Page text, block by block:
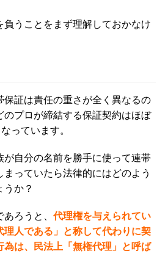
負うことをまず理解しておかなけ
保証は責任の重さが全く異なるの
のプロが締結する保証契約はほぼ
っています。
が自分の名前を勝手に使って連帯
っていたら法律的にはどのよう
うか？
あろうと、代理権を与えられてい
理人である」と称して代わりに契
為は、民法上「無権代理」と呼ば